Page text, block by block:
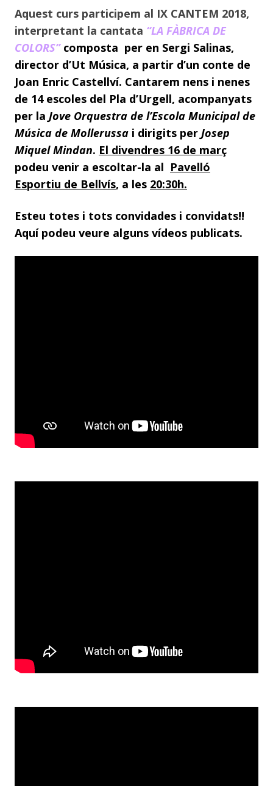
Aquest curs participem al IX CANTEM 2018,
interpretant la cantata “LA FÀBRICA DE
COLORS” composta per en Sergi Salinas,
director d’Ut Música, a partir d’un conte de
Joan Enric Castellví. Cantarem nens i nenes
de 14 escoles del Pla d’Urgell, acompanyats
per la Jove Orquestra de l’Escola Municipal de
Música de Mollerussa i dirigits per Josep
Miquel Mindan. El divendres 16 de març
podeu venir a escoltar-la al Pavelló
Esportiu de Bellvís, a les 20:30h.
Esteu totes i tots convidades i convidats!!
Aquí podeu veure alguns vídeos publicats.